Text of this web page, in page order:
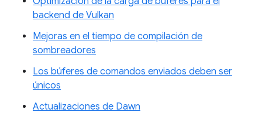
backend de Vulkan
Mejoras en el tiempo de compilación de
sombreadores
Los búferes de comandos enviados deben ser
únicos
Actualizaciones de Dawn